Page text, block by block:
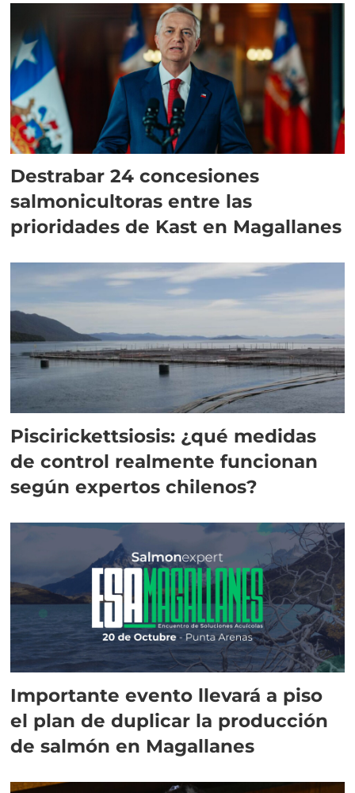
Destrabar 24 concesiones
salmonicultoras entre las
prioridades de Kast en Magallanes
Piscirickettsiosis: ¿qué medidas
de control realmente funcionan
según expertos chilenos?
Importante evento llevará a piso
el plan de duplicar la producción
de salmón en Magallanes